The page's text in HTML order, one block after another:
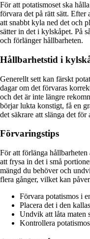
För att potatismoset ska
förvara det på rätt sätt. Efter
att snabbt kyla ned det och
sätter in det i kylskåpet. På
och förlänger hållbarheten.
Hållbarhetstid i
Generellt sett kan färskt
dagar om det förvaras
och det är inte längre
börjar lukta konstigt, få en
det säkrare att slänga det
Förvaringstips
För att förlänga
att frysa in det i små
mängd du behöver och
flera gånger, vilket kan
Förvara potatismos i
Placera det i den
Undvik att låta maten
Kontrollera